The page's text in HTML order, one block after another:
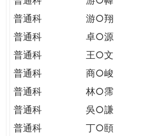
民。
WAGOR
普通科
游○翔
普通科
卓○源
普通科
王○文
普通科
商○峻
普通科
林○霈
普通科
吳○謙
普通科
丁○頤